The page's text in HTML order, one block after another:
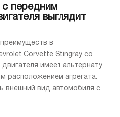
передним
выглядит
в
Corvette Stingray со
имеет альтернату
расположением агрегата.
внешний вид автомобиля с